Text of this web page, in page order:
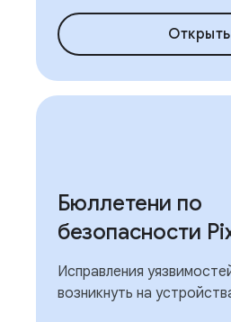
Открыть
Бюллетени по
безопасности
Исправления
возникнуть на